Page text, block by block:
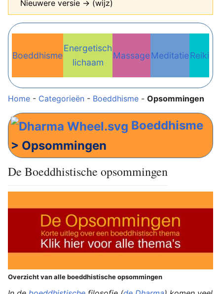
Nieuwere versie → (wijz)
Boeddhisme
Energetisch
lichaam
MassageMeditatieReiki
Home - Categorieën - Boeddhisme - Opsommingen
Boeddhisme
> Opsommingen
De Boeddhistische opsommingen
Overzicht van alle boeddhistische opsommingen